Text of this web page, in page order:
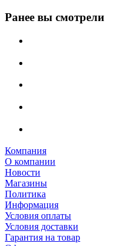
Ранее вы смотрели
Компания
О компании
Новости
Магазины
Политика
Информация
Условия оплаты
Условия доставки
Гарантия на товар